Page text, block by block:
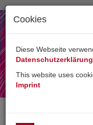
Cookies
Diese Webseite
This website uses
Imprint